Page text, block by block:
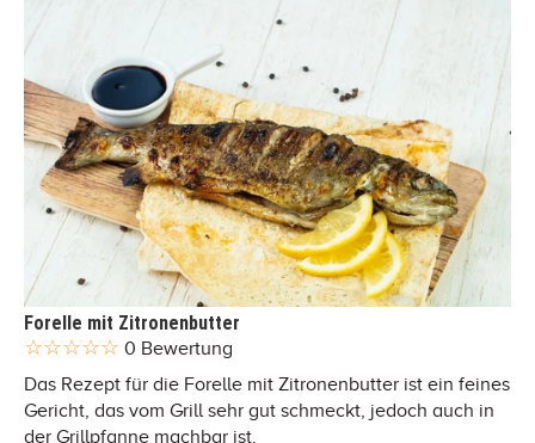
Forelle mit Zitronenbutter
0 Bewertung
Das Rezept für die Forelle mit Zitronenbutter ist ein feines
Gericht, das vom Grill sehr gut schmeckt, jedoch auch in
der Grillpfanne machbar ist.